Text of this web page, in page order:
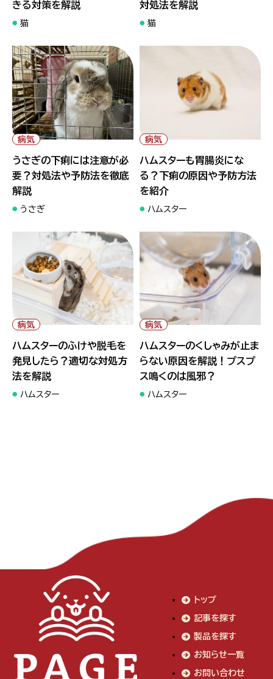
きる対策を解説
猫
対処法を解説
猫
" alt="うさぎの下痢には注意
が必要？対処法や予防法を徹底
解説">
病気
うさぎの下痢には注意が必
要？対処法や予防法を徹底
解説
うさぎ
介">
病気
ハムスターも胃腸炎にな
る？下痢の原因や予防方法
を紹介
ハムスター
" alt="ハムスターのふけや脱毛
を発見したら？適切な対処方法
を解説">
病気
ハムスターのふけや脱毛を
発見したら？適切な対処方
法を解説
ハムスター
" alt="ハムスターのくしゃみが
止まらない原因を解説！プスプ
ス鳴くのは風邪？">
病気
ハムスターのくしゃみが止ま
らない原因を解説！プスプ
ス鳴くのは風邪？
ハムスター
トップ
記事を探す
製品を探す
お知らせ一覧
お問い合わせ